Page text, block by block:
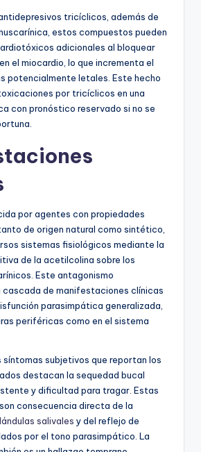
tricíclicos, además de
estos compuestos pueden
adicionales al bloquear
el miocardio, lo que incrementa el
potencialmente letales. Este hecho
por tricíclicos en una
con pronóstico reservado si no se
por agentes con propiedades
de origen natural como sintético,
sistemas fisiológicos mediante la
de la acetilcolina sobre los
Este antagonismo
cascada de manifestaciones clínicas
parasimpática generalizada,
periféricas como en el sistema
síntomas subjetivos que reportan los
destacan la sequedad bucal
y dificultad para tragar. Estas
consecuencia directa de la
salivales y del reflejo de
por el tono parasimpático. La